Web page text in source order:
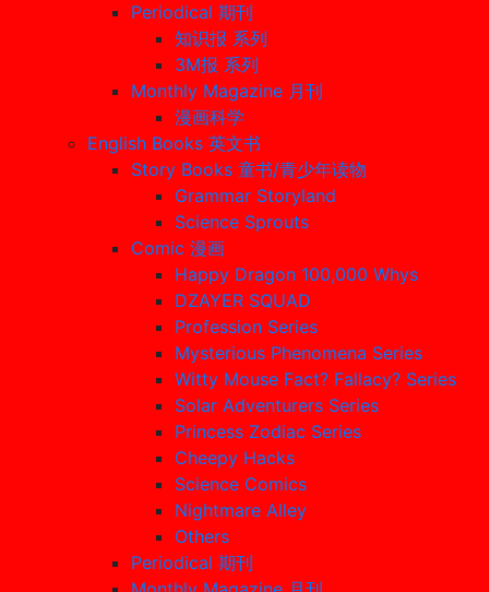
Periodical 期刊
知识报 系列
3M报 系列
Monthly Magazine 月刊
漫画科学
English Books 英文书
Story Books 童书/青少年读物
Grammar Storyland
Science Sprouts
Comic 漫画
Happy Dragon 100,000 Whys
DZAYER SQUAD
Profession Series
Mysterious Phenomena Series
Witty Mouse Fact? Fallacy? Series
Solar Adventurers Series
Princess Zodiac Series
Cheepy Hacks
Science Comics
Nightmare Alley
Others
Periodical 期刊